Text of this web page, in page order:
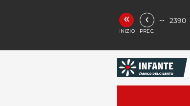
«
INIZIO
‹
PREC.
… 2390